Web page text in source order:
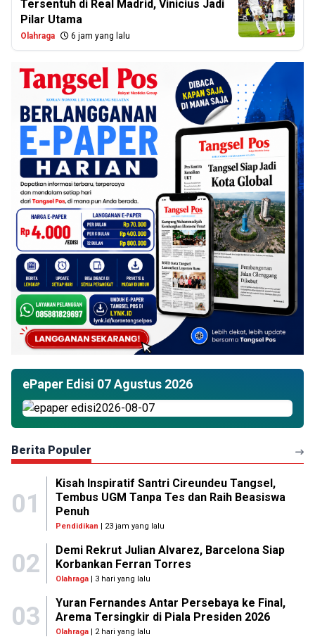
Tersentuh di Real Madrid, Vinicius Jadi
Pilar Utama
Olahraga 6 jam yang lalu
ePaper Edisi 07 Agustus 2026
Berita Populer
01
Kisah Inspiratif Santri Cireundeu Tangsel,
Tembus UGM Tanpa Tes dan Raih Beasiswa
Penuh
Pendidikan | 23 jam yang lalu
02
Demi Rekrut Julian Alvarez, Barcelona Siap
Korbankan Ferran Torres
Olahraga| 3 hari yang lalu
03
Yuran Fernandes Antar Persebaya ke Final,
Arema Tersingkir di Piala Presiden 2026
Olahraga| 2 hari yang lalu